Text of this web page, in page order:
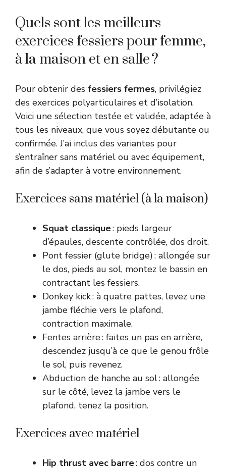
Quels sont les meilleurs
exercices fessiers pour femme,
à la maison et en salle ?
Pour obtenir des fessiers fermes, privilégiez
des exercices polyarticulaires et d’isolation.
Voici une sélection testée et validée, adaptée à
tous les niveaux, que vous soyez débutante ou
confirmée. J’ai inclus des variantes pour
s’entraîner sans matériel ou avec équipement,
afin de s’adapter à votre environnement.
Exercices sans matériel (à la maison)
Squat classique: pieds largeur
d’épaules, descente contrôlée, dos droit.
Pont fessier (glute bridge) : allongée sur
le dos, pieds au sol, montez le bassin en
contractant les fessiers.
Donkey kick : à quatre pattes, levez une
jambe fléchie vers le plafond,
contraction maximale.
Fentes arrière : faites un pas en arrière,
descendez jusqu’à ce que le genou frôle
le sol, puis revenez.
Abduction de hanche au sol : allongée
sur le côté, levez la jambe vers le
plafond, tenez la position.
Exercices avec matériel
Hip thrust avec barre: dos contre un